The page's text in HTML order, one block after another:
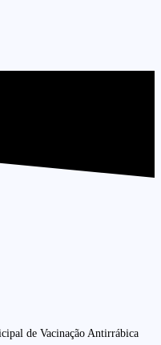
de Vacinação Antirrábica